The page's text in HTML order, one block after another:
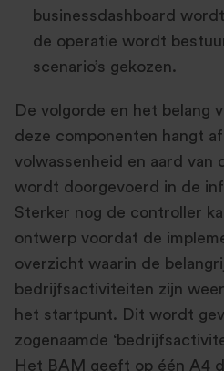
businessdashboard
de operatie wordt
scenario’s gekozen.
De volgorde en het belang
deze componenten hangt
volwassenheid en aard van
wordt doorgevoerd in de
Sterker nog de controller
ontwerp voordat de
overzicht waarin de
bedrijfsactiviteiten zijn
het startpunt. Dit wordt
zogenaamde
Het BAM geeft op één A4